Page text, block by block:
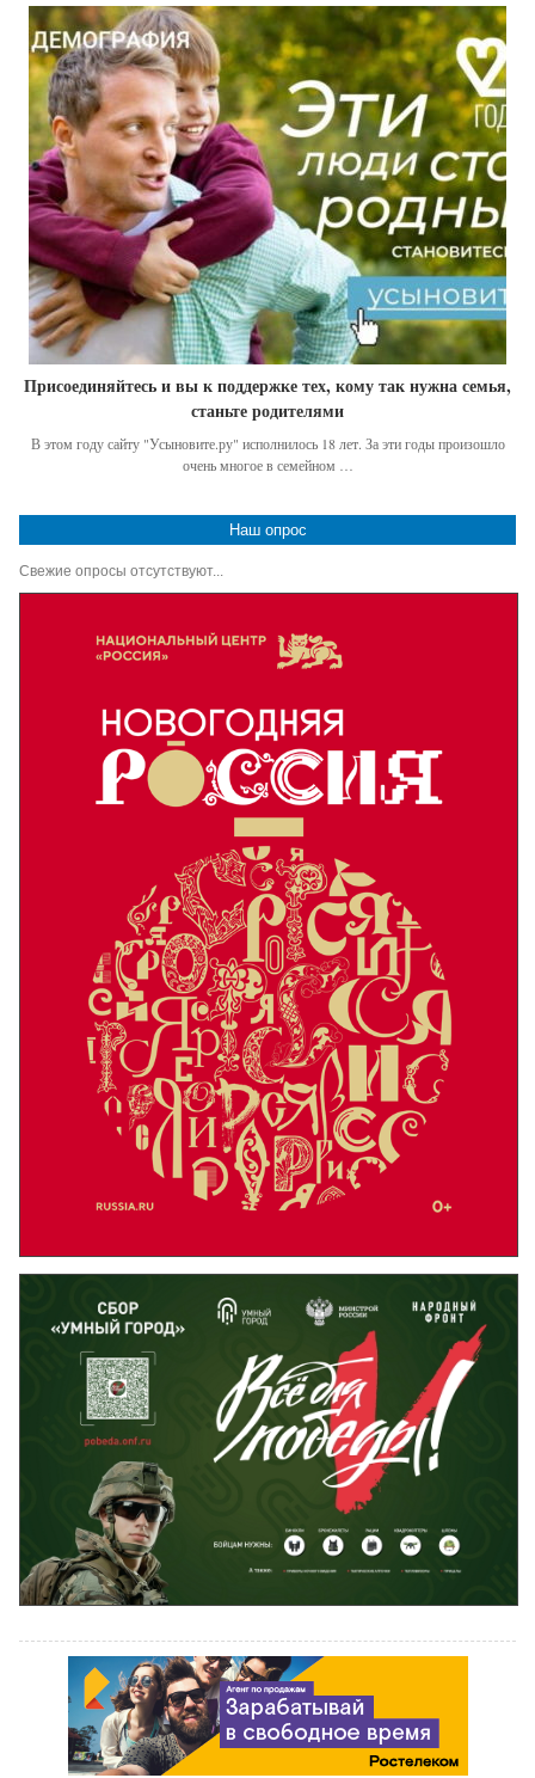
Присоединяйтесь и вы к поддержке тех, кому так нужна семья,
станьте родителями
В этом году сайту "Усыновите.ру" исполнилось 18 лет. За эти годы произошло
очень многое в семейном …
Наш опрос
Свежие опросы отсутствуют...